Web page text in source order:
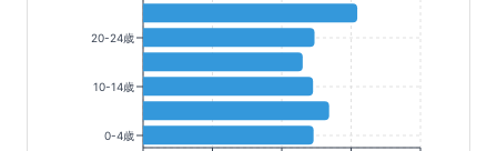
20-24歳
10-14歳
0-4歳